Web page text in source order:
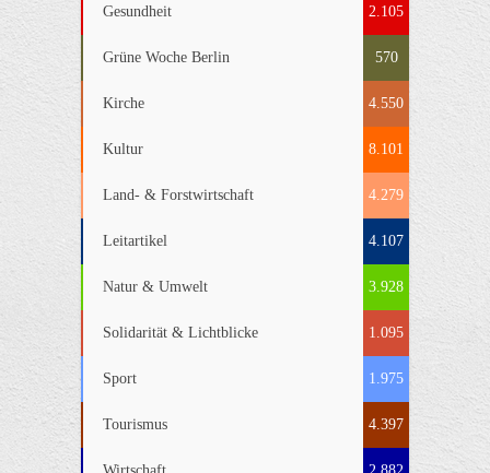
Gesundheit 2.105
Grüne Woche Berlin 570
Kirche 4.550
Kultur 8.101
Land- & Forstwirtschaft 4.279
Leitartikel 4.107
Natur & Umwelt 3.928
Solidarität & Lichtblicke 1.095
Sport 1.975
Tourismus 4.397